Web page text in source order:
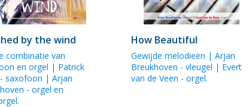
by the wind
combinatie van
en orgel | Patrick
saxofoon | Arjan
- orgel en
How Beautiful
Gewijde melodieën | Arjan
Breukhoven - vleugel | Evert
van de Veen - orgel.